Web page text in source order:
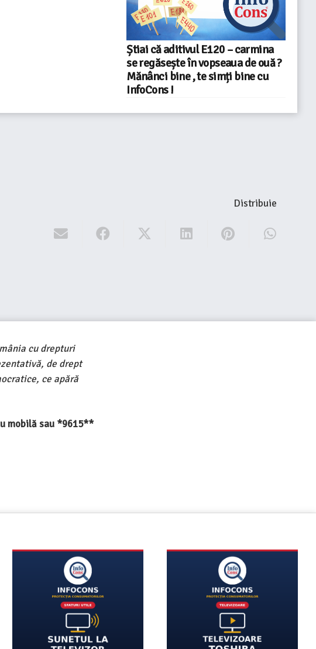
Știai că aditivul E120 – carmina
se regăsește în vopseaua de ouă ?
Mănânci bine , te simți bine cu
InfoCons !
Distribuie
cu drepturi
de drept
ce apără
mobilă sau *9615**